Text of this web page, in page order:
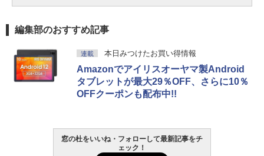
編集部のおすすめ記事
連載 本日みつけたお買い得情報
Amazonでアイリスオーヤマ製Android
タブレットが最大29％OFF、さらに10％
OFFクーポンも配布中!!
窓の杜をいいね・フォローして最新記事をチ
ェック！